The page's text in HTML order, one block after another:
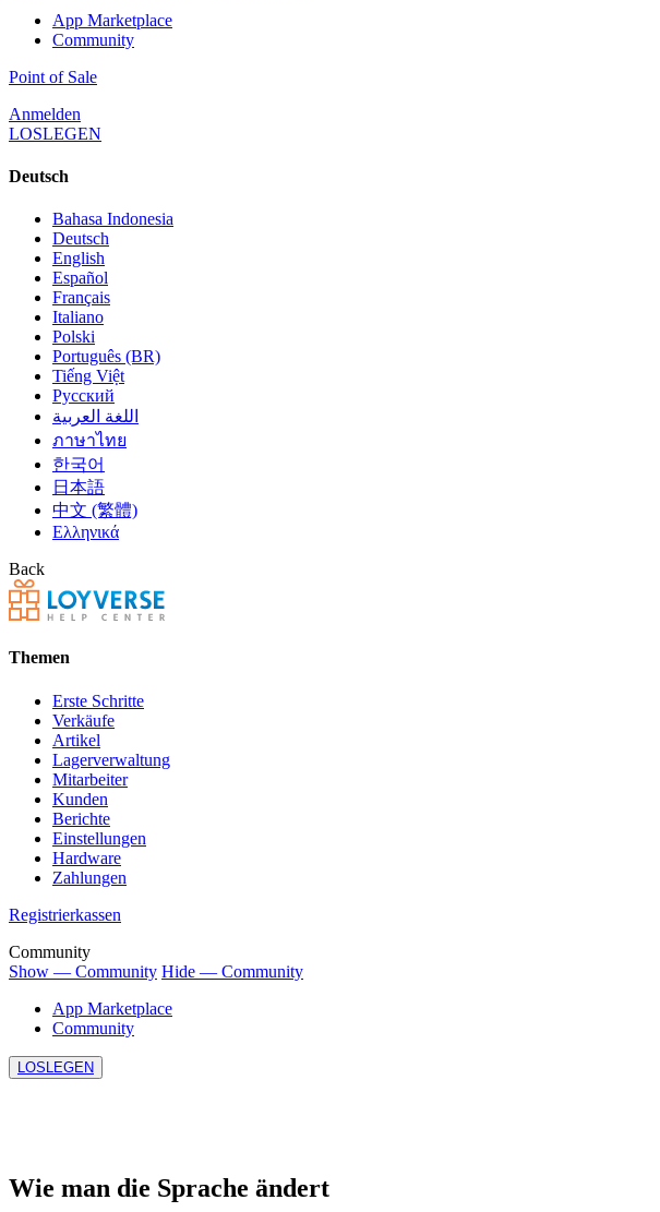
App Marketplace
Community
Point of Sale
Anmelden
LOSLEGEN
Deutsch
Bahasa Indonesia
Deutsch
English
Español
Français
Italiano
Polski
Português (BR)
Tiếng Việt
Русский
اللغة العربية
ภาษาไทย
한국어
日本語
中文 (繁體)
Ελληνικά
Back
Themen
Erste Schritte
Verkäufe
Artikel
Lagerverwaltung
Mitarbeiter
Kunden
Berichte
Einstellungen
Hardware
Zahlungen
Registrierkassen
Community
Show — Community Hide — Community
App Marketplace
Community
LOSLEGEN
Wie man die Sprache ändert